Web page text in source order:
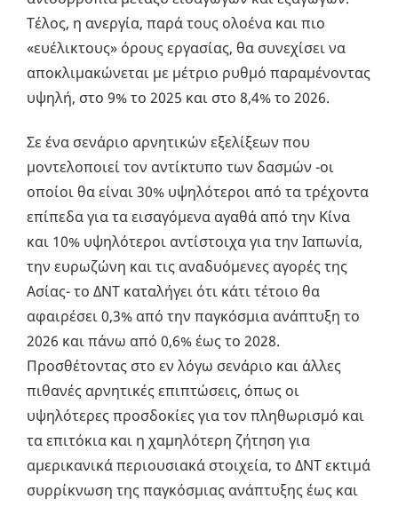
Τέλος, η ανεργία, παρά τους ολοένα και πιο
«ευέλικτους» όρους εργασίας, θα συνεχίσει να
αποκλιμακώνεται με μέτριο ρυθμό παραμένοντας
υψηλή, στο 9% το 2025 και στο 8,4% το 2026.
Σε ένα σενάριο αρνητικών εξελίξεων που
μοντελοποιεί τον αντίκτυπο των δασμών -οι
οποίοι θα είναι 30% υψηλότεροι από τα τρέχοντα
επίπεδα για τα εισαγόμενα αγαθά από την Κίνα
και 10% υψηλότεροι αντίστοιχα για την Ιαπωνία,
την ευρωζώνη και τις αναδυόμενες αγορές της
Ασίας- το ΔΝΤ καταλήγει ότι κάτι τέτοιο θα
αφαιρέσει 0,3% από την παγκόσμια ανάπτυξη το
2026 και πάνω από 0,6% έως το 2028.
Προσθέτοντας στο εν λόγω σενάριο και άλλες
πιθανές αρνητικές επιπτώσεις, όπως οι
υψηλότερες προσδοκίες για τον πληθωρισμό και
τα επιτόκια και η χαμηλότερη ζήτηση για
αμερικανικά περιουσιακά στοιχεία, το ΔΝΤ εκτιμά
συρρίκνωση της παγκόσμιας ανάπτυξης έως και